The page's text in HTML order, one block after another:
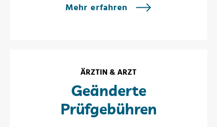
Mehr erfahren
ÄRZTIN & ARZT
Geänderte
Prüfgebühren